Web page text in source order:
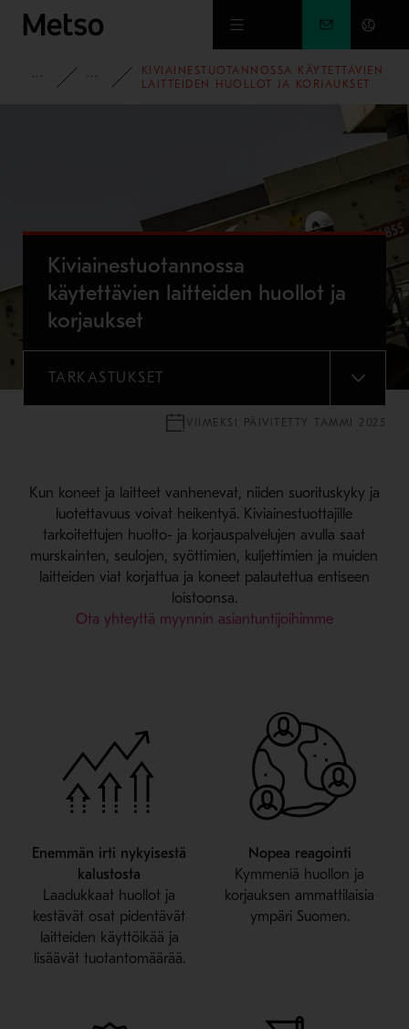
Siirry pääsisältöön
KIVIAINESALAPALVELUT
KIVIAINESTUOTANNOSSA KÄYTETTÄVIEN
LAITTEIDEN HUOLLOT JA KORJAUKSET
Kiviainestuotannossa
käytettävien laitteiden huollot ja
korjaukset
TARKASTUKSET
VALIKKO
VIIMEKSI PÄIVITETTY TAMMI 2025
Kun koneet ja laitteet vanhenevat, niiden suorituskyky ja
luotettavuus voivat heikentyä. Kiviainestuottajille
tarkoitettujen huolto- ja korjauspalvelujen avulla saat
murskainten, seulojen, syöttimien, kuljettimien ja muiden
laitteiden viat korjattua ja koneet palautettua entiseen
loistoonsa.
Ota yhteyttä myynnin asiantuntijoihimme
Enemmän irti nykyisestä
kalustosta
Laadukkaat huollot ja
kestävät osat pidentävät
laitteiden käyttöikää ja
lisäävät tuotantomäärää.
Nopea reagointi
Kymmeniä huollon ja
korjauksen ammattilaisia
ympäri Suomen.